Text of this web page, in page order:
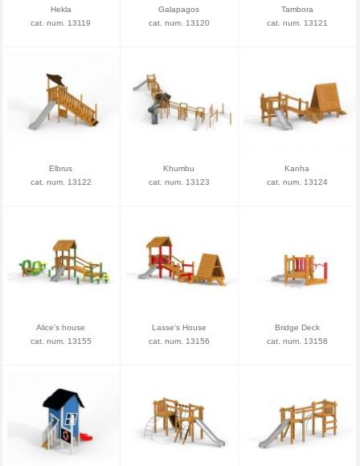
Hekla
cat. num. 13119
Galapagos
cat. num. 13120
Tambora
cat. num. 13121
Elbrus
cat. num. 13122
Khumbu
cat. num. 13123
Kanha
cat. num. 13124
Alice’s house
cat. num. 13155
Lasse's House
cat. num. 13156
Bridge Deck
cat. num. 13158